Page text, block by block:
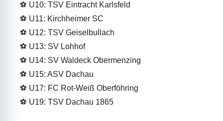
⚽ U10: TSV Eintracht Karlsfeld
⚽ U11: Kirchheimer SC
⚽ U12: TSV Geiselbullach
⚽ U13: SV Lohhof
⚽ U14: SV Waldeck Obermenzing
⚽ U15: ASV Dachau
⚽ U17: FC Rot-Weiß Oberföhring
⚽ U19: TSV Dachau 1865